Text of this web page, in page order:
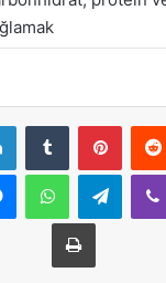
LinkedInTumblr
MessengerWhatsApp
Yazdır